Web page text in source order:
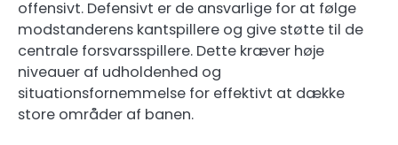
offensivt. Defensivt er de ansvarlige for at følge
modstanderens kantspillere og give støtte til de
centrale forsvarsspillere. Dette kræver høje
niveauer af udholdenhed og
situationsfornemmelse for effektivt at dække
store områder af banen.